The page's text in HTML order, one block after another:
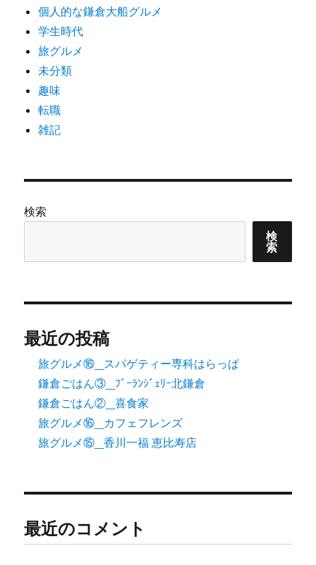
個人的な鎌倉大船グルメ
学生時代
旅グルメ
未分類
趣味
転職
雑記
検索
検
索
最近の投稿
旅グルメ⑯_スパゲティー専科はらっぱ
鎌倉ごはん③_ﾌﾞｰﾗﾝｼﾞｪﾘｰ北鎌倉
鎌倉ごはん②_喜食家
旅グルメ⑯_カフェフレンズ
旅グルメ⑮_香川一福 恵比寿店
最近のコメント